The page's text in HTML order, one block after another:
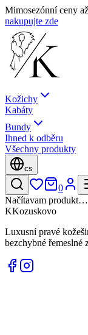
Mimosezónní ceny
nakupujte zde
Kožichy
Kabáty
Bundy
Ihned k odběru
Všechny produkty
cs
0
Načítavam produkt…
KKozuskovo
Luxusní pravé
bezchybné řemeslné